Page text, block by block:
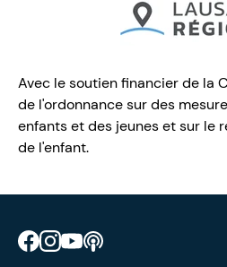
Avec le soutien financier de la
de l'ordonnance sur des
enfants et des jeunes et sur le
de l'enfant.
Retrouve CIAO sur Facebook
Retrouve CIAO sur
Retrouve CIAO sur